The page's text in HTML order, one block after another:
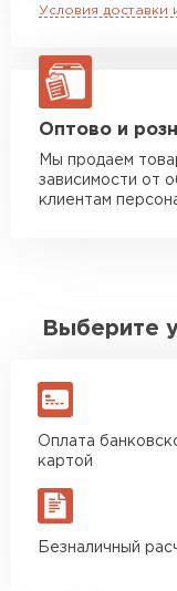
макс. длина
Условия доставки
Оптово и
Мы продаем
зависимости от
клиентам
Выберите
Оплата
картой
Безналичный